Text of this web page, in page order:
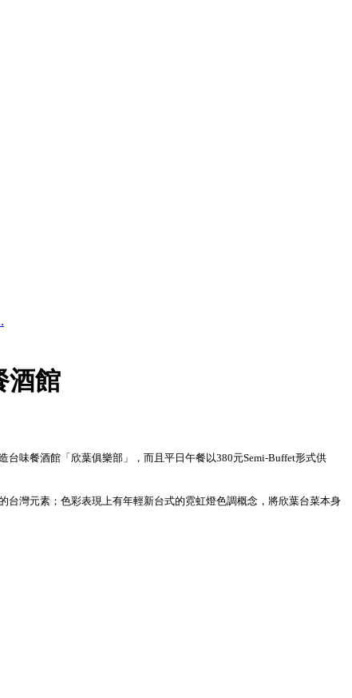
酒館
味餐酒館「欣葉俱樂部」，而且平日午餐以380元Semi-Buffet形式供
灣元素；色彩表現上有年輕新台式的霓虹燈色調概念，將欣葉台菜本身